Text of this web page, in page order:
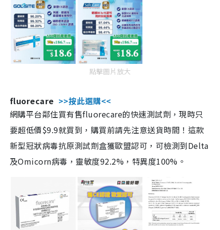
點擊圖片放大
fluorecare >>按此選購<<
網購平台鄰住買有售fluorecare的快速測試劑，現時只
要超低價$9.9就買到，購買前請先注意送貨時間！這款
新型冠狀病毒抗原測試劑盒獲歐盟認可，可檢測到Delta
及Omicorn病毒，靈敏度92.2%，特異度100%。